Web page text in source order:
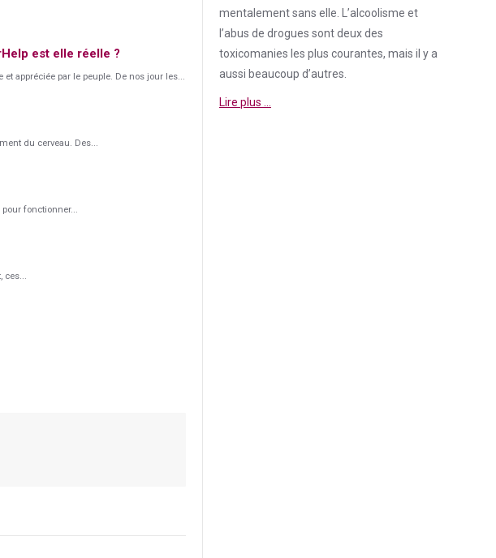
est elle réelle ?
appréciée par le peuple. De nos jour les...
du cerveau. Des...
fonctionner...
ces...
mentalement sans elle. L’alcoolisme et
l’abus de drogues sont deux des
toxicomanies les plus courantes, mais il y a
aussi beaucoup d’autres.
Lire plus …